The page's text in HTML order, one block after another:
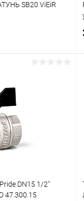
SB20 ViEiR
К сравнению
В наличии
DN15 1/2"
47.300.15